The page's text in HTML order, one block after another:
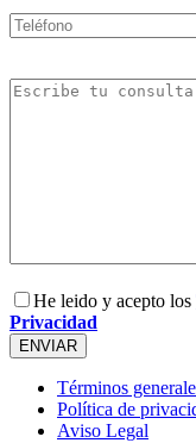
He leido y acepto los
Privacidad
Términos
Política de
Aviso Legal